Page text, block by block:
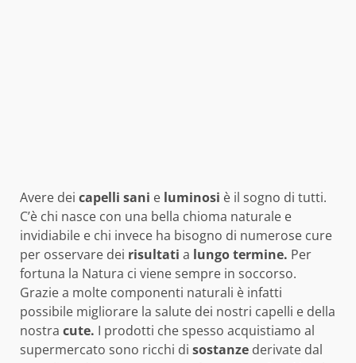
Avere dei capelli sani e luminosi è il sogno di tutti.
C’è chi nasce con una bella chioma naturale e
invidiabile e chi invece ha bisogno di numerose cure
per osservare dei risultati a lungo termine. Per
fortuna la Natura ci viene sempre in soccorso.
Grazie a molte componenti naturali è infatti
possibile migliorare la salute dei nostri capelli e della
nostra cute. I prodotti che spesso acquistiamo al
supermercato sono ricchi di sostanze derivate dal